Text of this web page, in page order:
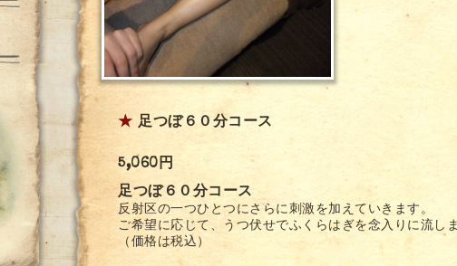
★ 足つぼ６０分コース
5,060円
足つぼ６０分コース
反射区の一つひとつにさらに刺激を加えていきます。
ご希望に応じて、うつ伏せでふくらはぎを念入りに流し
（価格は税込）